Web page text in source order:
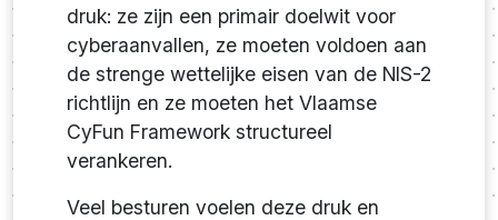
druk: ze zijn een primair doelwit voor
cyberaanvallen, ze moeten voldoen aan
de strenge wettelijke eisen van de NIS-2
richtlijn en ze moeten het Vlaamse
CyFun Framework structureel
verankeren.
Veel besturen voelen deze druk en